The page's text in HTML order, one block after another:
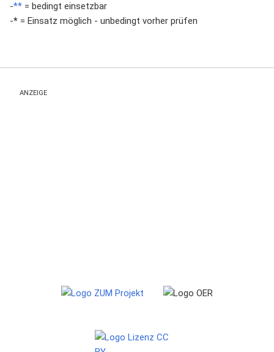
-** = bedingt einsetzbar
-* = Einsatz möglich - unbedingt vorher prüfen
ANZEIGE